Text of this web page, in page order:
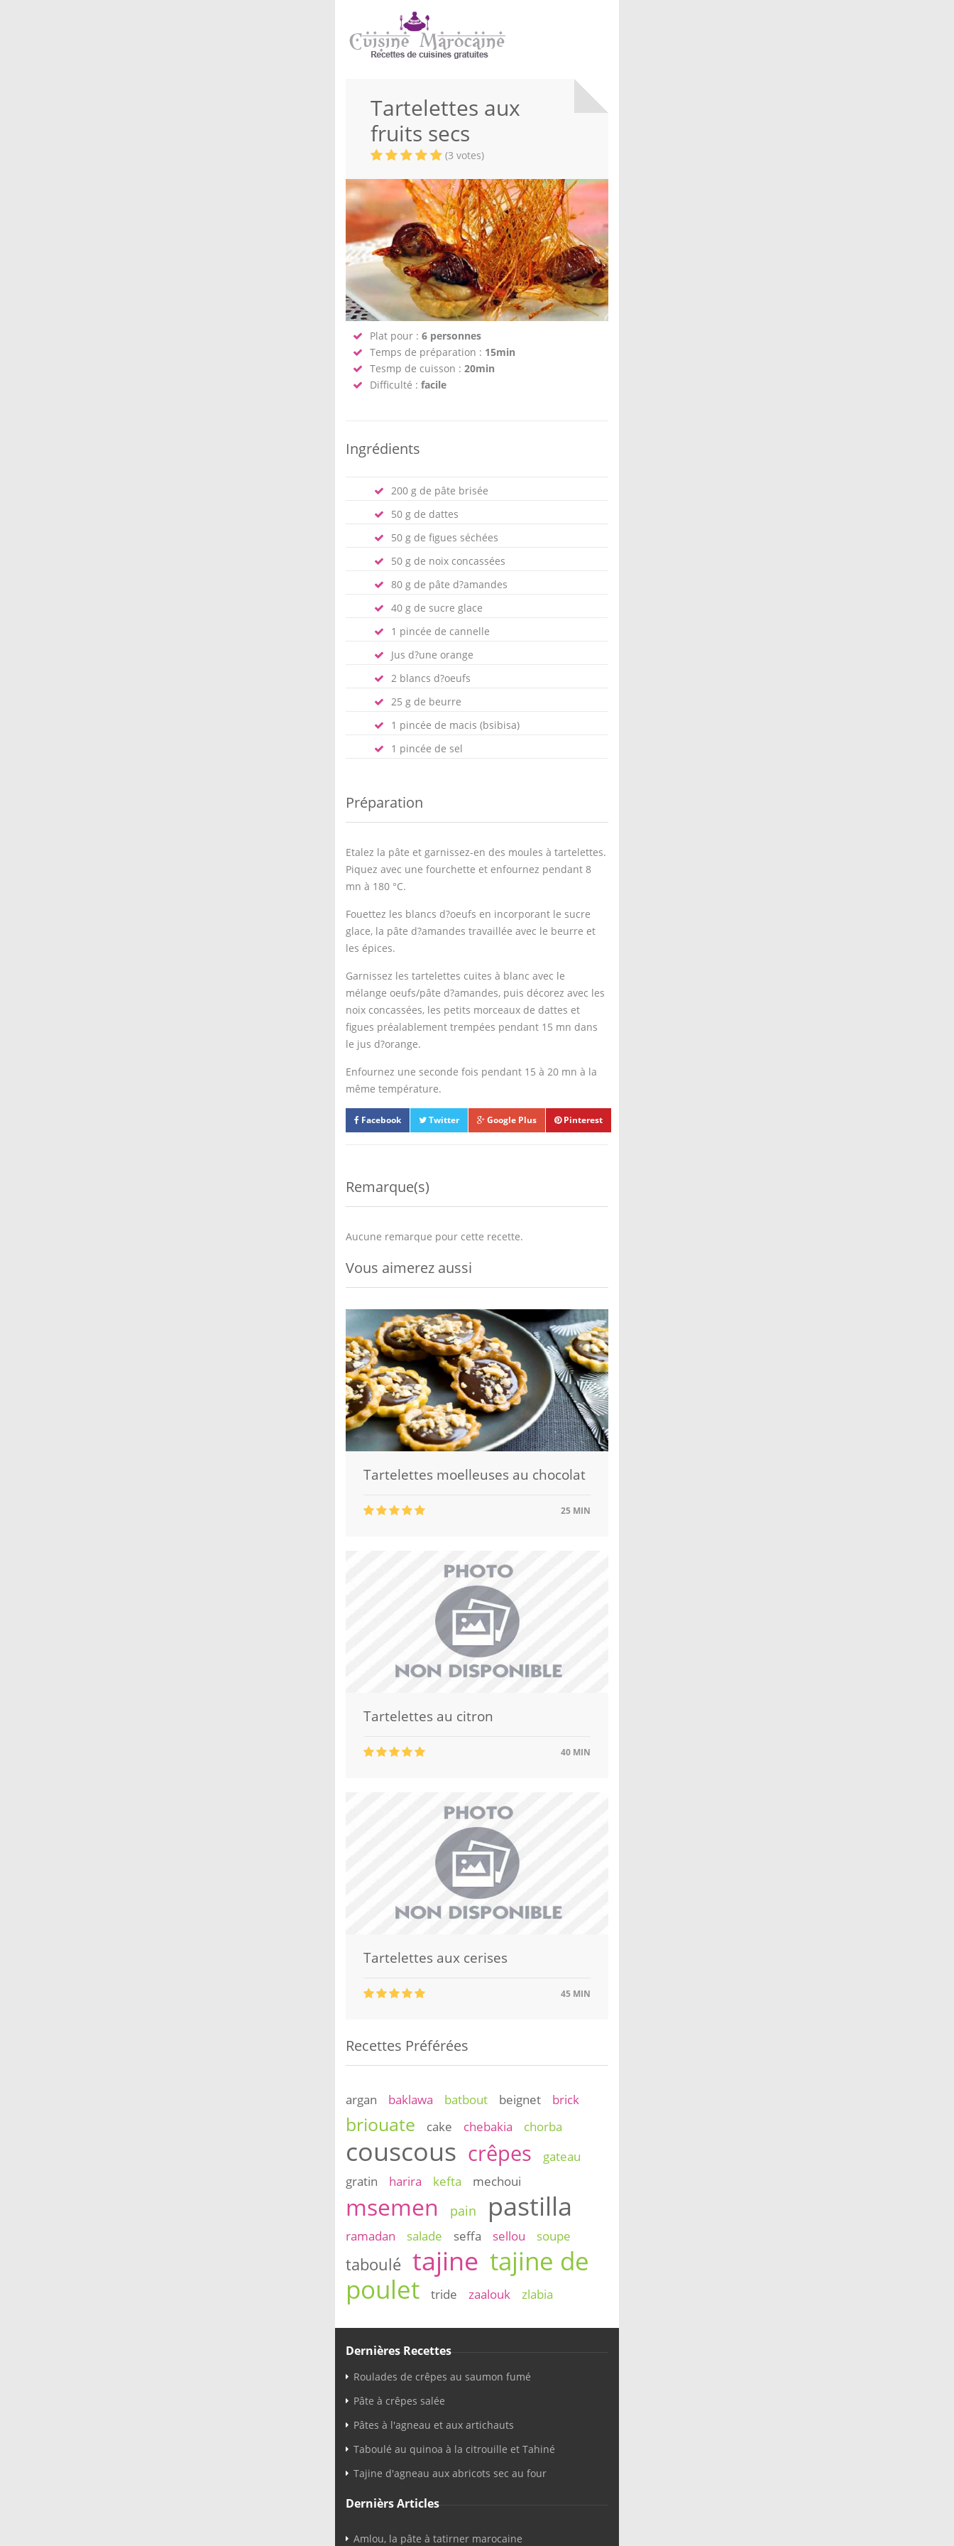
Tartelettes aux
fruits secs
(3 votes)
Plat pour : 6 personnes
Temps de préparation : 15min
Tesmp de cuisson : 20min
Difficulté : facile
Ingrédients
200 g de pâte brisée
50 g de dattes
50 g de figues séchées
50 g de noix concassées
80 g de pâte d?amandes
40 g de sucre glace
1 pincée de cannelle
Jus d?une orange
2 blancs d?oeufs
25 g de beurre
1 pincée de macis (bsibisa)
1 pincée de sel
Préparation
Etalez la pâte et garnissez-en des moules à tartelettes.
Piquez avec une fourchette et enfournez pendant 8
mn à 180 °C.
Fouettez les blancs d?oeufs en incorporant le sucre
glace, la pâte d?amandes travaillée avec le beurre et
les épices.
Garnissez les tartelettes cuites à blanc avec le
mélange oeufs/pâte d?amandes, puis décorez avec les
noix concassées, les petits morceaux de dattes et
figues préalablement trempées pendant 15 mn dans
le jus d?orange.
Enfournez une seconde fois pendant 15 à 20 mn à la
même température.
Facebook Twitter Google Plus Pinterest
Remarque(s)
Aucune remarque pour cette recette.
Vous aimerez aussi
Tartelettes moelleuses au chocolat
25 MIN
Tartelettes au citron
40 MIN
Tartelettes aux cerises
45 MIN
Recettes Préférées
argan baklawa batbout beignet brick
briouate cake chebakia chorba
couscous crêpes
gateau
gratin
harira kefta mechoui
msemen pain pastilla
ramadan salade seffa sellou soupe
taboulé tajine tajine de
poulet
tride zaalouk zlabia
Dernières Recettes
Roulades de crêpes au saumon fumé
Pâte à crêpes salée
Pâtes à l'agneau et aux artichauts
Taboulé au quinoa à la citrouille et Tahiné
Tajine d'agneau aux abricots sec au four
Dernièrs Articles
Amlou, la pâte à tatirner marocaine